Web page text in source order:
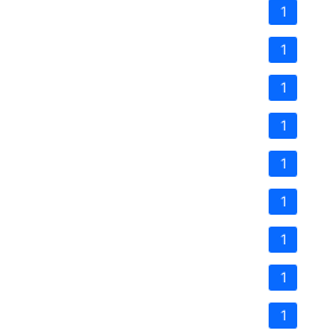
1
1
1
1
1
1
1
1
1